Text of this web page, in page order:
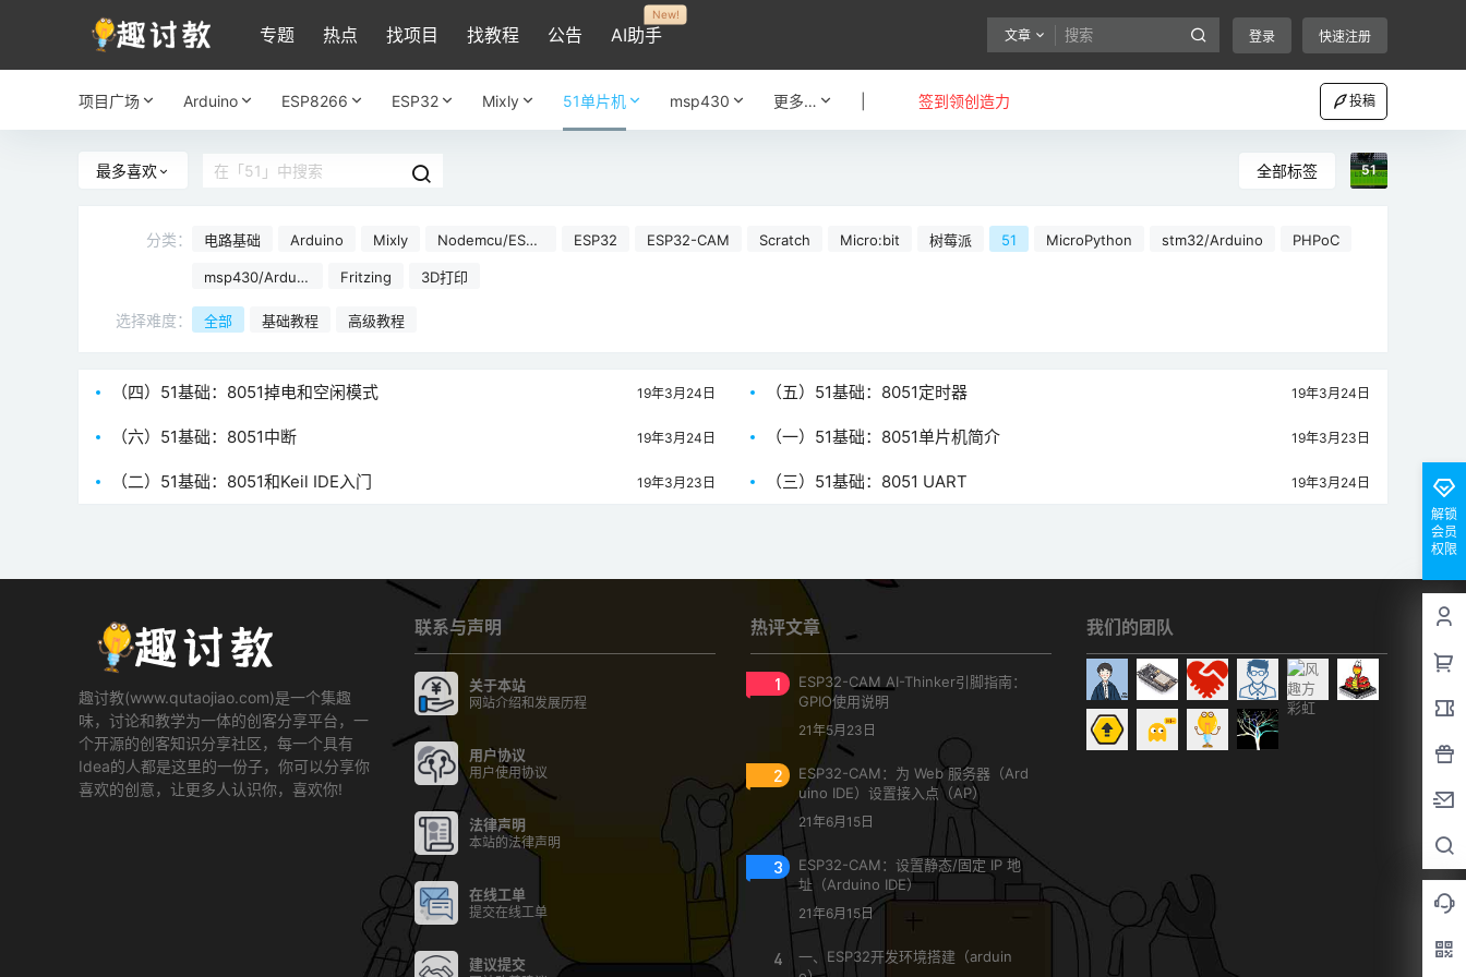
专题 热点 找项目 找教程 公告 AI助手
New!
文章 登录 快速注册
项目广场 Arduino ESP8266 ESP32 Mixly 51单片机 msp430 更多… 签到领创造力 投稿
最多喜欢 全部标签 51
分类： 电路基础 Arduino Mixly
Nodemcu/ESP8
ESP32 ESP32-CAM Scratch Micro:bit 树莓派 51 MicroPython stm32/Arduino PHPoC
msp430/Arduin
o
Fritzing 3D打印
选择难度： 全部 基础教程 高级教程
（四）51基础：8051掉电和空闲模式 19年3月24日 （五）51基础：8051定时器 19年3月24日
（六）51基础：8051中断 19年3月24日 （一）51基础：8051单片机简介 19年3月23日
（二）51基础：8051和Keil IDE入门 19年3月23日 （三）51基础：8051 UART
19年3月24日
解锁
会员
权限
趣讨教(www.qutaojiao.com)是一个集趣
味，讨论和教学为一体的创客分享平台，一
个开源的创客知识分享社区，每一个具有
Idea的人都是这里的一份子，你可以分享你
喜欢的创意，让更多人认识你，喜欢你!
联系与声明
关于本站
网站介绍和发展历程
用户协议
用户使用协议
法律声明
本站的法律声明
在线工单
提交在线工单
建议提交
热评文章
1
ESP32-CAM AI-Thinker引脚指南：
GPIO使用说明
21年5月23日
2
ESP32-CAM：为 Web 服务器（Ard
uino IDE）设置接入点（AP）
21年6月15日
3
ESP32-CAM：设置静态/固定 IP 地
址（Arduino IDE）
21年6月15日
4
一、ESP32开发环境搭建（arduin
我们的团队